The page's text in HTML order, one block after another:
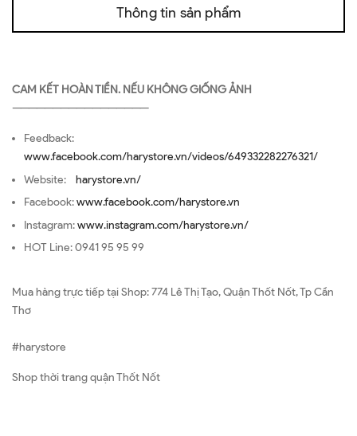
Thông tin sản phẩm
CAM KẾT HOÀN TIỀN. NẾU KHÔNG GIỐNG ẢNH
—————————————————
Feedback:
www.facebook.com/harystore.vn/videos/649332282276321/
Website: harystore.vn/
Facebook:www.facebook.com/harystore.vn
Instagram:www.instagram.com/harystore.vn/
HOT Line: 0941 95 95 99
Mua hàng trực tiếp tại Shop: 774 Lê Thị Tạo, Quận Thốt Nốt, Tp Cần
Thơ
#harystore
Shop thời trang quận Thốt Nốt